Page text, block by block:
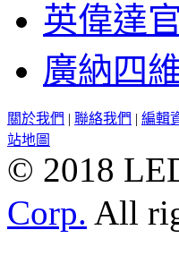
英偉達
廣納四
關於我們 | 聯絡我們 | 編輯
站地圖
© 2018
Corp. All